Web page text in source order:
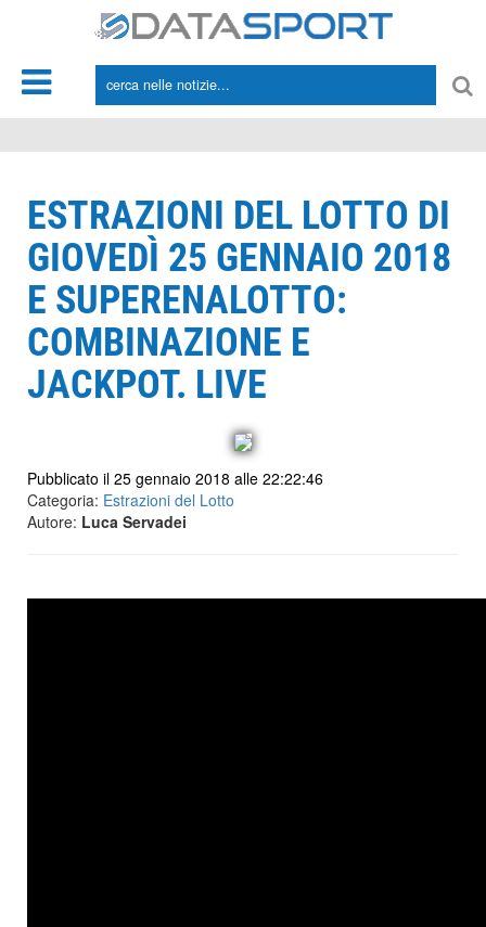
ESTRAZIONI DEL LOTTO DI
GIOVEDÌ 25 GENNAIO 2018
E SUPERENALOTTO:
COMBINAZIONE E
JACKPOT. LIVE
Pubblicato il 25 gennaio 2018 alle 22:22:46
Categoria: Estrazioni del Lotto
Autore: Luca Servadei